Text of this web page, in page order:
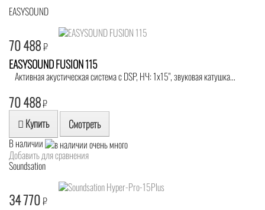
EASYSOUND
70 488₽
EASYSOUND FUSION 115
Активная акустическая система с DSP, НЧ: 1х15", звуковая катушка...
70 488₽
Купить Смотреть
В наличии
Добавить для сравнения
Soundsation
34 770₽